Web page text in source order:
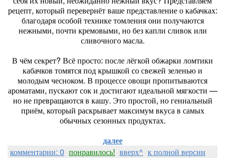
рецепт, который перевернёт ваше представление о кабачках:
благодаря особой технике томления они получаются
нежными, почти кремовыми, но без капли сливок или
сливочного масла.
В чём секрет? Всё просто: после лёгкой обжарки ломтики
кабачков томятся под крышкой со свежей зеленью и
молодым чесноком. В процессе овощи пропитываются
ароматами, пускают сок и достигают идеальной мягкости —
но не превращаются в кашу. Это простой, но гениальный
приём, который раскрывает максимум вкуса в самых
обычных сезонных продуктах.
далее
комментарии: 0 понравилось! вверх^ к полной версии